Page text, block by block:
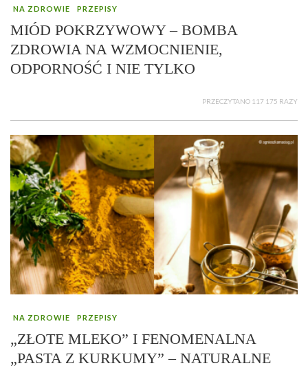
NA ZDROWIE PRZEPISY
MIÓD POKRZYWOWY – BOMBA
ZDROWIA NA WZMOCNIENIE,
ODPORNOŚĆ I NIE TYLKO
PRZECZYTANO 117 175 RAZY
NA ZDROWIE PRZEPISY
„ZŁOTE MLEKO” I FENOMENALNA
„PASTA Z KURKUMY” – NATURALNE